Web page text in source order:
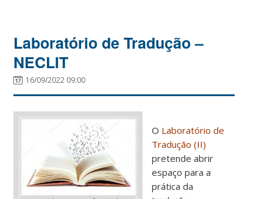
Laboratório de Tradução –
NECLIT
16/09/2022 09:00
O Laboratório de
Tradução (II)
pretende abrir
espaço para a
prática da